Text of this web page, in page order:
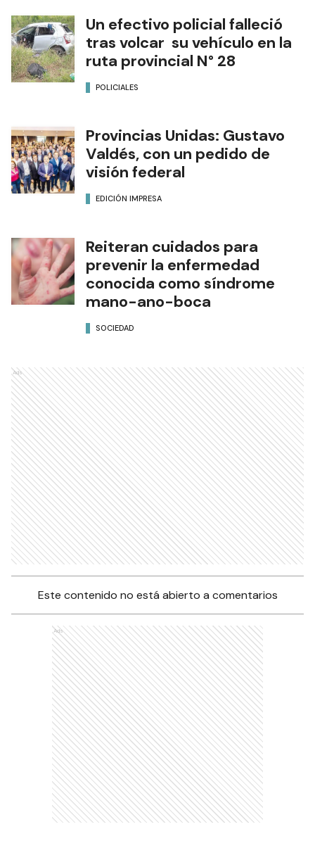
Un efectivo policial falleció
tras volcar su vehículo en la
ruta provincial N° 28
POLICIALES
Provincias Unidas: Gustavo
Valdés, con un pedido de
visión federal
EDICIÓN IMPRESA
Reiteran cuidados para
prevenir la enfermedad
conocida como síndrome
mano-ano-boca
SOCIEDAD
Ads
Este contenido no está abierto a comentarios
Ads